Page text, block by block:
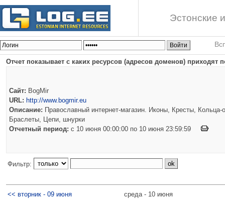
Эстонские
Отчет показывает с каких ресурсов (адресов доменов) приходят
Сайт: BogMir
URL: http://www.bogmir.eu
Описание: Православный интернет-магазин. Иконы, Кресты, Кольца-
Браслеты, Цепи, шнурки
Отчетный период: c 10 июня 00:00:00 по 10 июня 23:59:59
Фильтр:
<< вторник - 09 июня среда - 10 июня